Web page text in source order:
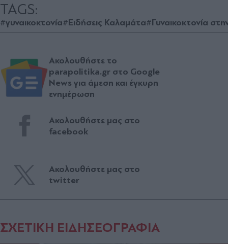
TAGS:
#γυναικοκτονία#Ειδήσεις Καλαμάτα#Γυναικοκτονία
Ακολουθήστε το
parapolitika.gr στο Google
News για άμεση και έγκυρη
ενημέρωση
Ακολουθήστε μας στο
facebook
Ακολουθήστε μας στο
twitter
ΣΧΕΤΙΚΗ ΕΙΔΗΣΕΟΓΡΑΦΙΑ